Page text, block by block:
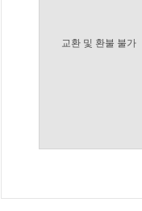
교환 및 환불 불가